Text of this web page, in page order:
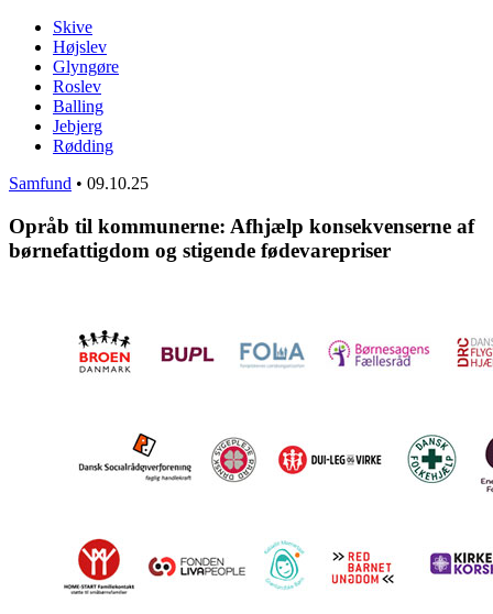
Skive
Højslev
Glyngøre
Roslev
Balling
Jebjerg
Rødding
Samfund • 09.10.25
Opråb til kommunerne: Afhjælp konsekvenserne af
børnefattigdom og stigende fødevarepriser